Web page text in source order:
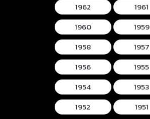
1962
1961
1960
1959
1958
1957
1956
1955
1954
1953
1952
1951